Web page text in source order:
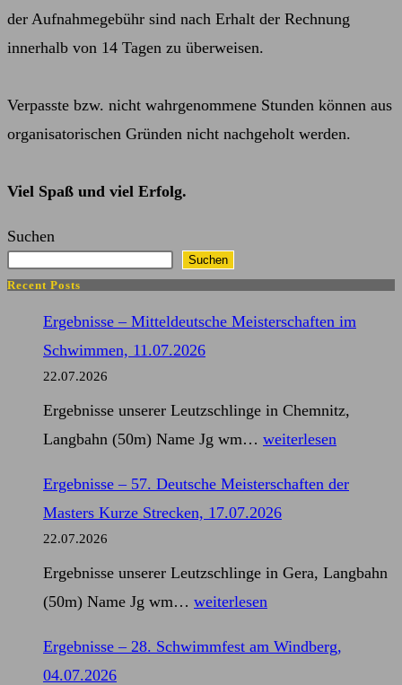
der Aufnahmegebühr sind nach Erhalt der Rechnung
innerhalb von 14 Tagen zu überweisen.
Verpasste bzw. nicht wahrgenommene Stunden können aus
organisatorischen Gründen nicht nachgeholt werden.
Viel Spaß und viel Erfolg.
Suchen
Suchen
Recent Posts
Ergebnisse – Mitteldeutsche Meisterschaften im
Schwimmen, 11.07.2026
22.07.2026
Ergebnisse unserer Leutzschlinge in Chemnitz,
Langbahn (50m) Name Jg wm… Ergebnisse
Mitteldeutsche
Meisterschaften
Schwimmen,
11.07.2026
weiterlesen
Ergebnisse – 57. Deutsche Meisterschaften der
Masters Kurze Strecken, 17.07.2026
22.07.2026
Ergebnisse unserer Leutzschlinge in Gera, Langbahn
(50m) Name Jg wm… Ergebnisse
57.
weiterlesen
Ergebnisse – 28. Schwimmfest am Windberg,
04.07.2026